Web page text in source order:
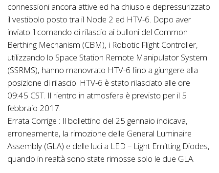
connessioni ancora attive ed ha chiuso e depressurizzato
il vestibolo posto tra il Node 2 ed HTV-6. Dopo aver
inviato il comando di rilascio ai bulloni del Common
Berthing Mechanism (CBM), i Robotic Flight Controller,
utilizzando lo Space Station Remote Manipulator System
(SSRMS), hanno manovrato HTV-6 fino a giungere alla
posizione di rilascio. HTV-6 è stato rilasciato alle ore
09:45 CST. Il rientro in atmosfera è previsto per il 5
febbraio 2017.
Errata Corrige : Il bollettino del 25 gennaio indicava,
erroneamente, la rimozione delle General Luminaire
Assembly (GLA) e delle luci a LED – Light Emitting Diodes,
quando in realtà sono state rimosse solo le due GLA.